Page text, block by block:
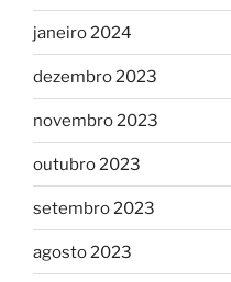
janeiro 2024
dezembro 2023
novembro 2023
outubro 2023
setembro 2023
agosto 2023